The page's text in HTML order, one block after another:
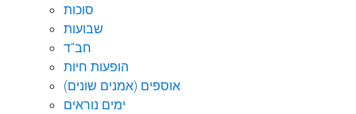
סוכות
שבועות
חב"ד
הופעות חיות
אוספים (אמנים שונים)
ימים נוראים